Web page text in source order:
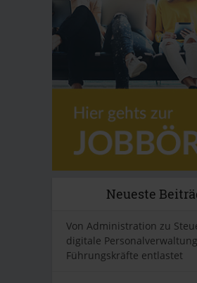
Neueste
Von Administration zu
digitale Personalverwaltung
Führungskräfte entlastet